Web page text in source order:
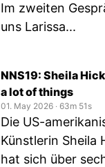
Im zweiten
uns Larissa...
NNS19: Sheila
a lot of things
01. May 2026 ‧ 63m 51s
Die US-
Künstlerin Sheila
hat sich über